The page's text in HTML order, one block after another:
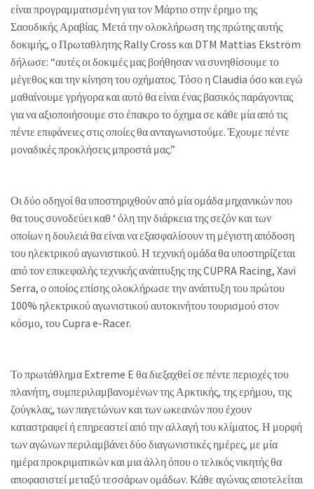
είναι προγραμματισμένη για τον Μάρτιο στην έρημο της
Σαουδικής Αραβίας. Μετά την ολοκλήρωση της πρώτης αυτής
δοκιμής, ο Πρωταθλητης Rally Cross και DTM Mattias Ekström
δήλωσε: “αυτές οι δοκιμές μας βοήθησαν να συνηθίσουμε το
μέγεθος και την κίνηση του οχήματος. Τόσο η Claudia όσο και εγώ
μαθαίνουμε γρήγορα και αυτό θα είναι ένας βασικός παράγοντας
για να αξιοποιήσουμε στο έπακρο το όχημα σε κάθε μία από τις
πέντε επιφάνειες στις οποίες θα ανταγωνιστούμε. Έχουμε πέντε
μοναδικές προκλήσεις μπροστά μας.”
Οι δύο οδηγοί θα υποστηριχθούν από μία ομάδα μηχανικών που
θα τους συνοδεύει καθ ‘ όλη την διάρκεια της σεζόν και των
οποίων η δουλειά θα είναι να εξασφαλίσουν τη μέγιστη απόδοση
του ηλεκτρικού αγωνιστικού. Η τεχνική ομάδα θα υποστηρίζεται
από τον επικεφαλής τεχνικής ανάπτυξης της CUPRA Racing, Xavi
Serra, ο οποίος επίσης ολοκλήρωσε την ανάπτυξη του πρώτου
100% ηλεκτρικού αγωνιστικού αυτοκινήτου τουρισμού στον
κόσμο, του Cupra e-Racer.
Το πρωτάθλημα Extreme E θα διεξαχθεί σε πέντε περιοχές του
πλανήτη, συμπεριλαμβανομένων της Αρκτικής, της ερήμου, της
ζούγκλας, των παγετώνων και των ωκεανών που έχουν
καταστραφεί ή επηρεαστεί από την αλλαγή του κλίματος. Η μορφή
των αγώνων περιλαμβάνει δύο διαγωνιστικές ημέρες, με μία
ημέρα προκριματικών και μια άλλη όπου ο τελικός νικητής θα
αποφασιστεί μεταξύ τεσσάρων ομάδων. Κάθε αγώνας αποτελείται